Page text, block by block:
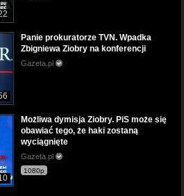
Panie prokuratorze TVN. Wpadka
Zbigniewa Ziobry na konferencji
Gazeta.pl
Możliwa dymisja Ziobry. PiS może się
obawiać tego, że haki zostaną
wyciągnięte
Gazeta.pl
1080p